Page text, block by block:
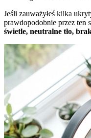
Jeśli zauważyłeś kilka
prawdopodobnie przez ten
świetle, neutralne tło,